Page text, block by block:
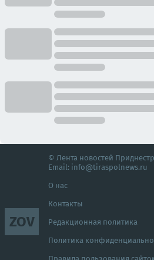
ZOV
© Лента новостей
Email: info@tiraspolnews.ru
О нас
Контакты
Редакционная политика
Политика